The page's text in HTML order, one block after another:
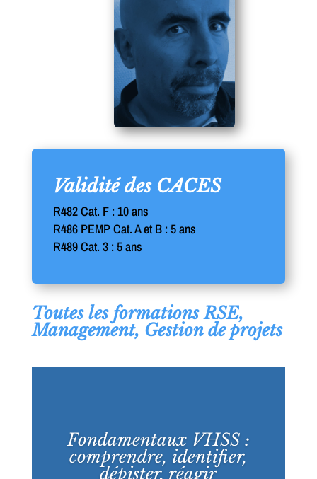
Validité des CACES
R482 Cat. F : 10 ans
R486 PEMP Cat. A et B : 5 ans
R489 Cat. 3 : 5 ans
Toutes les formations RSE,
Management, Gestion de projets
Fondamentaux VHSS :
comprendre, identifier,
dépister, réagir